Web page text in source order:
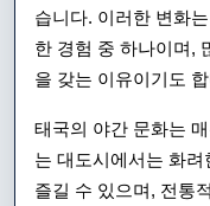
습니다. 이러한 변화
한 경험 중 하나이며,
을 갖는 이유이기도
태국의 야간 문화는
는 대도시에서는 화
즐길 수 있으며, 전통